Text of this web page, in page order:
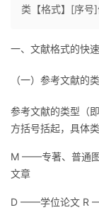
者
的
我
类【格式】[序号
一、文献格式的快
（一）参考文献的
参考文献的类型（
方括号括起，具体
M ——专著、普通
文章
D ——学位论文 R